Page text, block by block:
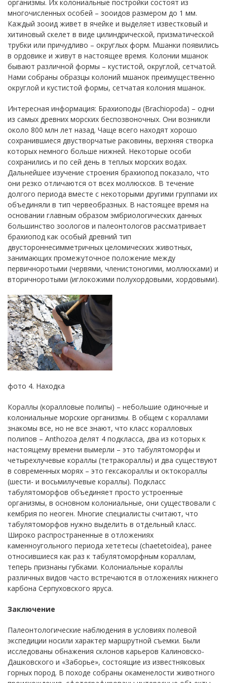
организмы. Их колониальные постройки состоят из
многочисленных особей – зооидов размером до 1 мм.
Каждый зооид живет в ячейке и выделяет известковый и
хитиновый скелет в виде цилиндрической, призматической
трубки или причудливо – округлых форм. Мшанки появились
в ордовике и живут в настоящее время. Колонии мшанок
бывают различной формы – кустистой, округлой, сетчатой.
Нами собраны образцы колоний мшанок преимущественно
округлой и кустистой формы, сетчатая колония мшанок.
Интересная информация: Брахиоподы (Brachiopoda) – одни
из самых древних морских беспозвоночных. Они возникли
около 800 млн лет назад. Чаще всего находят хорошо
сохранившиеся двустворчатые раковины, верхняя створка
которых немного больше нижней. Некоторые особи
сохранились и по сей день в теплых морских водах.
Дальнейшее изучение строения брахиопод показало, что
они резко отличаются от всех моллюсков. В течение
долгого периода вместе с некоторыми другими группами их
объединяли в тип червеобразных. В настоящее время на
основании главным образом эмбриологических данных
большинство зоологов и палеонтологов рассматривает
брахиопод как особый древний тип
двустороннесимметричных целомических животных,
занимающих промежуточное положение между
первичноротыми (червями, членистоногими, моллюсками) и
вторичноротыми (иглокожими полухордовыми, хордовыми).
фото 4. Находка
Кораллы (коралловые полипы) – небольшие одиночные и
колониальные морские организмы. В общем с кораллами
знакомы все, но не все знают, что класс коралловых
полипов – Anthozoa делят 4 подкласса, два из которых к
настоящему времени вымерли – это табулятоморфы и
четырехлучевые кораллы (тетракораллы) и два существуют
в современных морях – это гексакораллы и октокораллы
(шести- и восьмилучевые кораллы). Подкласс
табулятоморфов объединяет просто устроенные
организмы, в основном колониальные, они существовали с
кембрия по неоген. Многие специалисты считают, что
табулятоморфов нужно выделить в отдельный класс.
Широко распространенные в отложениях
каменноугольного периода хететесы (chaetetoidea), ранее
относившиеся как раз к табулятоморфным кораллам,
теперь признаны губками. Колониальные кораллы
различных видов часто встречаются в отложениях нижнего
карбона Серпуховского яруса.
Заключение
Палеонтологические наблюдения в условиях полевой
экспедиции носили характер маршрутной съемки. Были
исследованы обнажения склонов карьеров Калиновско-
Дашковского и «Заборье», состоящие из известняковых
горных пород. В походе собраны окаменелости животного